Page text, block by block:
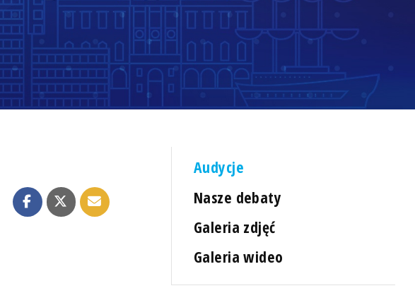
Audycje
Nasze debaty
Galeria zdjęć
Galeria wideo